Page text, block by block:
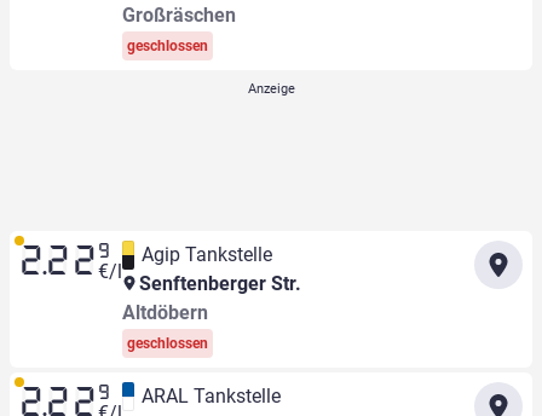
Großräschen
geschlossen
2.22 9
€/l
Agip Tankstelle
Senftenberger Str.
Altdöbern
geschlossen
2.22 9
ARAL Tankstelle